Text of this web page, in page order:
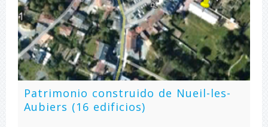
Patrimonio construido de Nueil-les-
Aubiers (16 edificios)